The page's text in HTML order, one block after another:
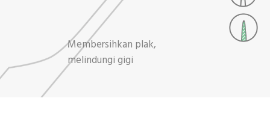
Membersihkan plak,
melindungi gigi